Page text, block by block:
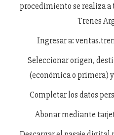
procedimiento se realiza
Trenes
Ingresar a:
Seleccionar origen,
(económica o primera)
Completar los datos
Abonar mediante